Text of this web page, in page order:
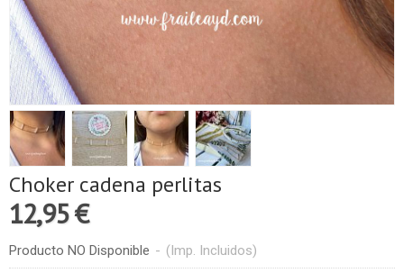
Choker cadena perlitas
12,95 €
Producto NO Disponible - (Imp. Incluidos)